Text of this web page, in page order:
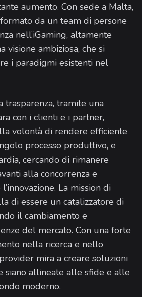
aumento. Con sede a Malta,
da un team di persone
nell’iGaming, altamente
visione ambiziosa, che si
i paradigmi esistenti nel
trasparenza, tramite una
con i clienti e i partner,
volontà di rendere efficiente
processo produttivo, e
cercando di rimanere
alla concorrenza e
La mission di
di essere un catalizzatore di
il cambiamento e
del mercato. Con una forte
nella ricerca e nello
mira a creare soluzioni
siano allineate alle sfide e alle
moderno.